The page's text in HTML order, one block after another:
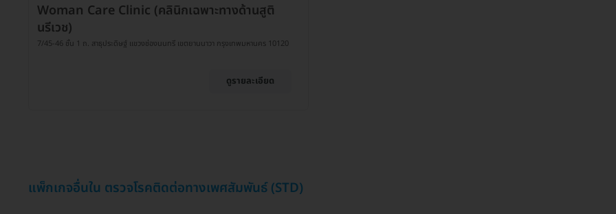
Woman Care Clinic (คลินิกเฉพาะทางด้านสูติ
นรีเวช)
7/45-46 ชั้น 1 ถ. สาธุประดิษฐ์ แขวงช่องนนทรี เขตยานนาวา กรุงเทพมหานคร 10120
ดูรายละเอียด
แพ็กเกจอื่นใน ตรวจโรคติดต่อทางเพศสัมพันธ์ (STD)